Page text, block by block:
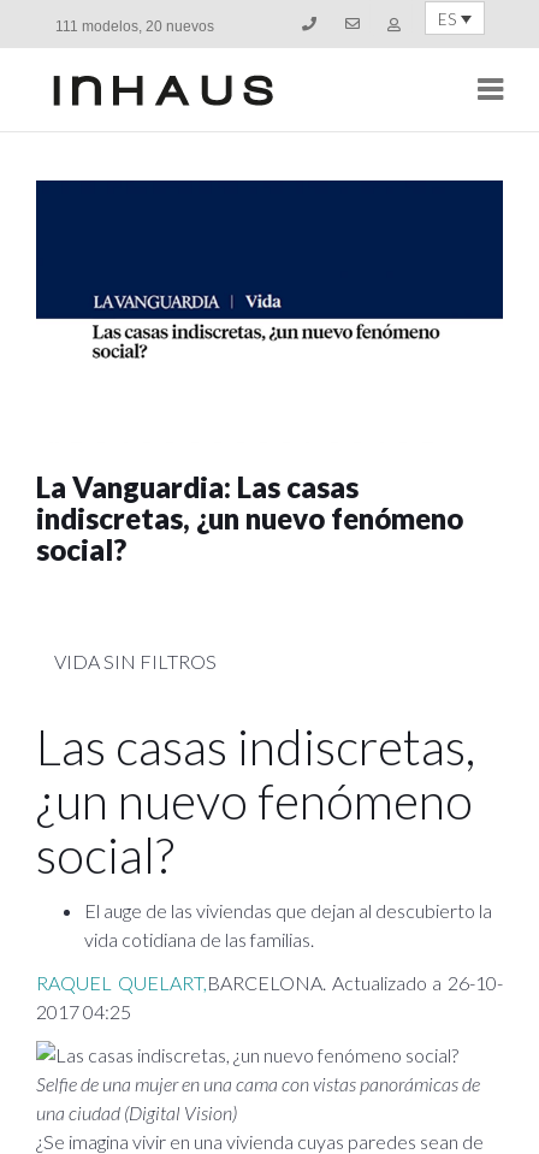
111 modelos, 20 nuevos ES
La Vanguardia: Las casas
indiscretas, ¿un nuevo fenómeno
social?
VIDA SIN FILTROS
Las casas indiscretas,
¿un nuevo fenómeno
social?
El auge de las viviendas que dejan al descubierto la
vida cotidiana de las familias.
RAQUEL QUELART,BARCELONA. Actualizado a 26-10-
2017 04:25
Selfie de una mujer en una cama con vistas panorámicas de
una ciudad (Digital Vision)
¿Se imagina vivir en una vivienda cuyas paredes sean de